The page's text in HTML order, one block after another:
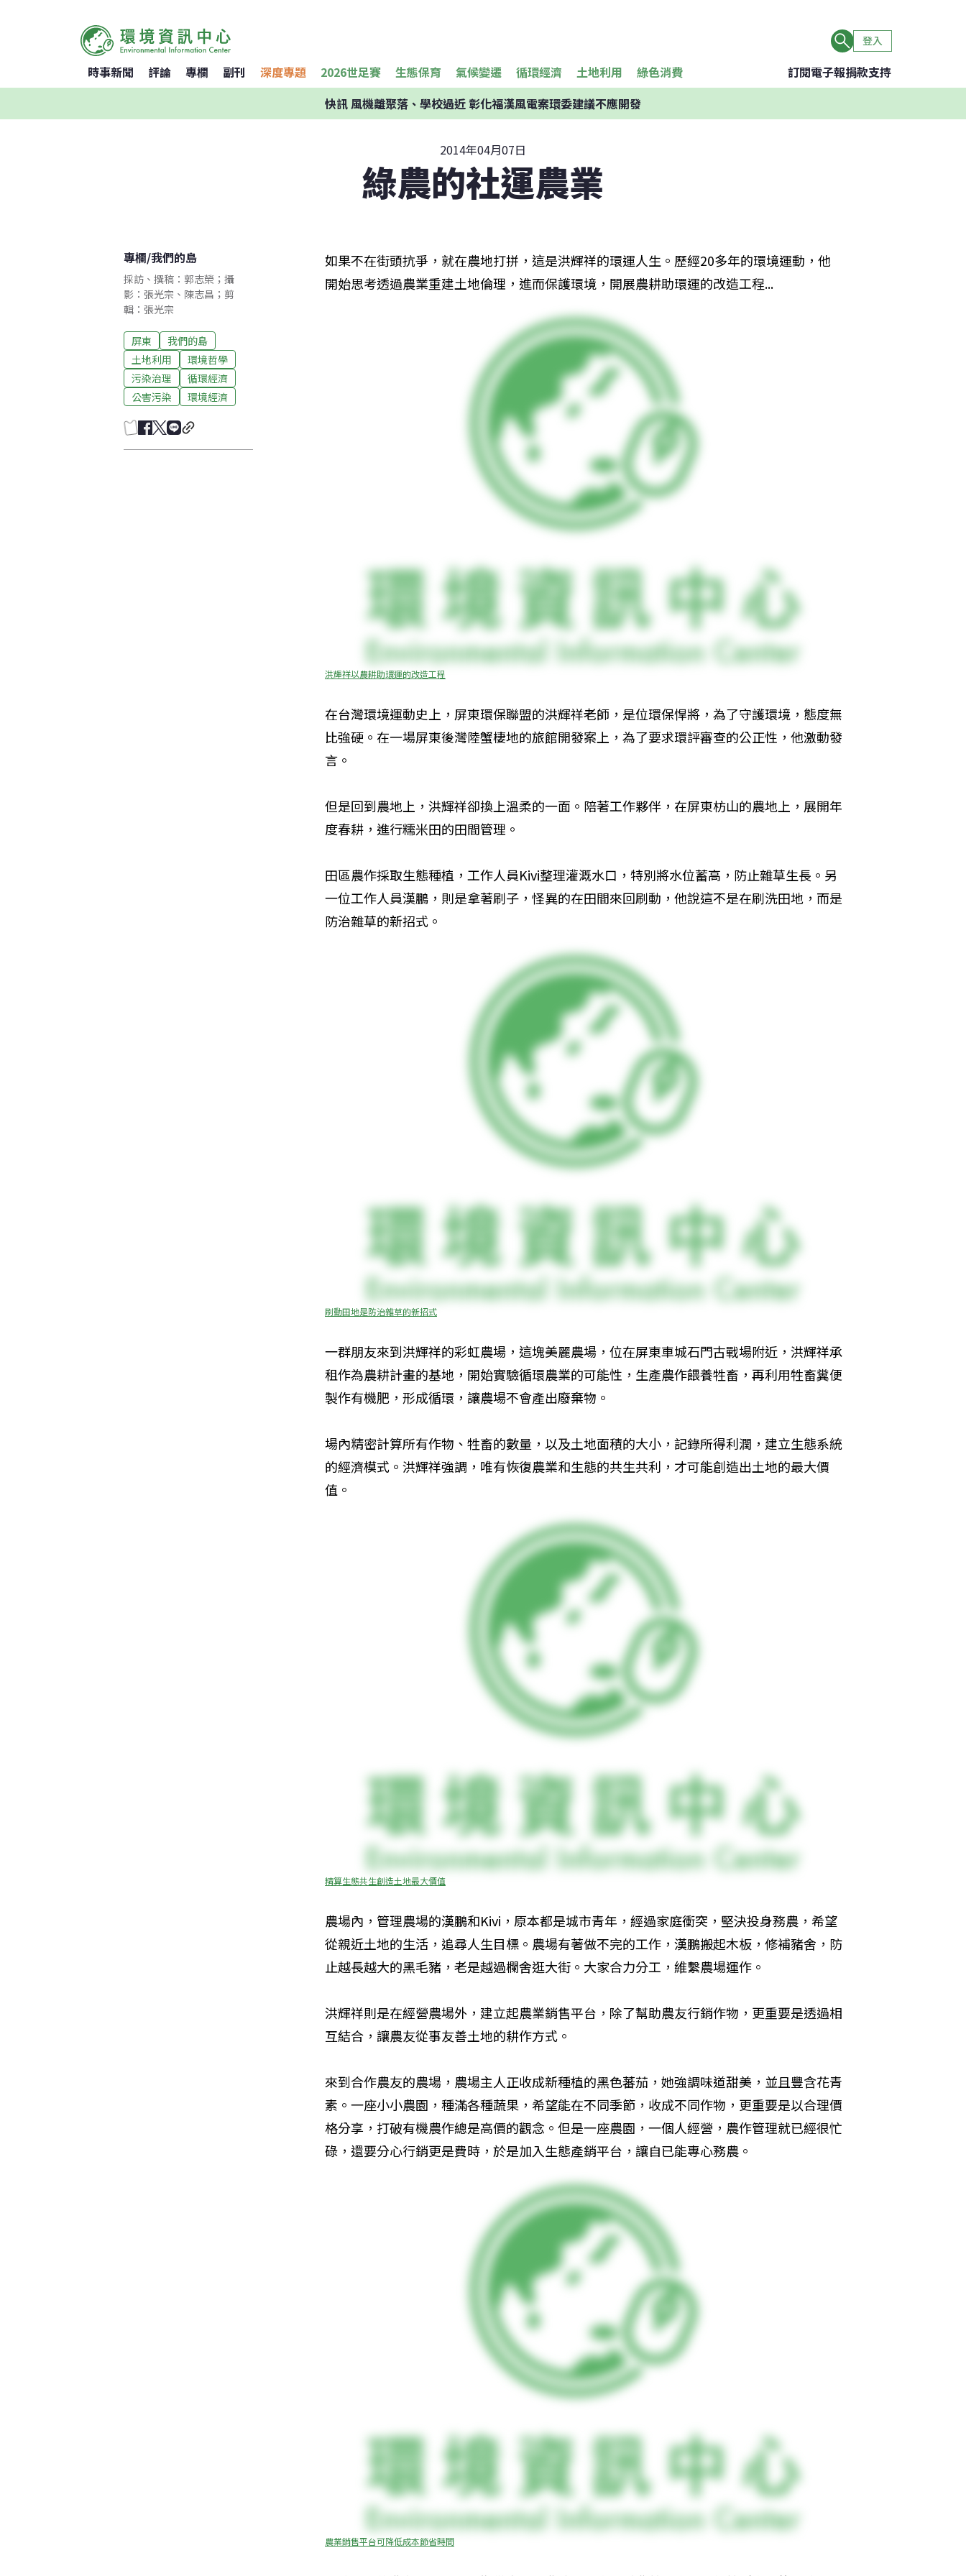
登入
時事新聞 評論 專欄 副刊 深度專題 2026世足賽 生態保育 氣候變遷 循環經濟 土地利用 綠色消費 訂閱電子報捐款支持
快訊風機離聚落、學校過近 彰化福漢風電案環委建議不應開發
2014年04月07日
綠農的社運農業
專欄/我們的島
採訪、撰稿：郭志榮；攝
影：張光宗、陳志昌；剪
輯：張光宗
屏東
我們的島
土地利用
環境哲學
污染治理
循環經濟
公害污染
環境經濟
如果不在街頭抗爭，就在農地打拼，這是洪輝祥的環運人生。歷經20多年的環境運動，他
開始思考透過農業重建土地倫理，進而保護環境，開展農耕助環運的改造工程...
洪輝祥以農耕助環運的改造工程
在台灣環境運動史上，屏東環保聯盟的洪輝祥老師，是位環保悍將，為了守護環境，態度無
比強硬。在一場屏東後灣陸蟹棲地的旅館開發案上，為了要求環評審查的公正性，他激動發
言。
但是回到農地上，洪輝祥卻換上溫柔的一面。陪著工作夥伴，在屏東枋山的農地上，展開年
度春耕，進行糯米田的田間管理。
田區農作採取生態種植，工作人員Kivi整理灌溉水口，特別將水位蓄高，防止雜草生長。另
一位工作人員漢鵬，則是拿著刷子，怪異的在田間來回刷動，他說這不是在刷洗田地，而是
防治雜草的新招式。
刷動田地是防治雜草的新招式
一群朋友來到洪輝祥的彩虹農場，這塊美麗農場，位在屏東車城石門古戰場附近，洪輝祥承
租作為農耕計畫的基地，開始實驗循環農業的可能性，生產農作餵養牲畜，再利用牲畜糞便
製作有機肥，形成循環，讓農場不會產出廢棄物。
場內精密計算所有作物、牲畜的數量，以及土地面積的大小，記錄所得利潤，建立生態系統
的經濟模式。洪輝祥強調，唯有恢復農業和生態的共生共利，才可能創造出土地的最大價
值。
精算生態共生創造土地最大價值
農場內，管理農場的漢鵬和Kivi，原本都是城市青年，經過家庭衝突，堅決投身務農，希望
從親近土地的生活，追尋人生目標。農場有著做不完的工作，漢鵬搬起木板，修補豬舍，防
止越長越大的黑毛豬，老是越過欄舍逛大街。大家合力分工，維繫農場運作。
洪輝祥則是在經營農場外，建立起農業銷售平台，除了幫助農友行銷作物，更重要是透過相
互結合，讓農友從事友善土地的耕作方式。
來到合作農友的農場，農場主人正收成新種植的黑色蕃茄，她強調味道甜美，並且豐含花青
素。一座小小農園，種滿各種蔬果，希望能在不同季節，收成不同作物，更重要是以合理價
格分享，打破有機農作總是高價的觀念。但是一座農園，一個人經營，農作管理就已經很忙
碌，還要分心行銷更是費時，於是加入生態產銷平台，讓自已能專心務農。
農業銷售平台可降低成本節省時間